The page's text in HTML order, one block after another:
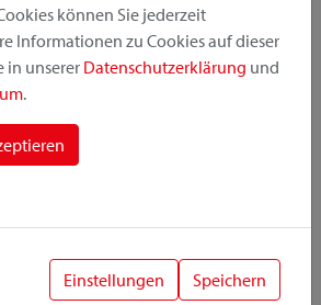
können Sie jederzeit
Informationen zu Cookies auf dieser
in unserer Datenschutzerklärung und
.
Einstellungen Speichern